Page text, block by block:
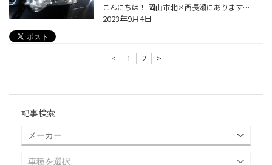
こんにちは！ 岡山市北区西長瀬にあります タイヤ館岡山西長瀬店スタッフの八幡木です！ いつも当店のWEBページをご覧いただきありがとうございます！ 使い込むほどに味のある風合いが加わり、愛着も増していく。そんなふうに、エイジングが楽しめる“お気に入りの道具やモノ”に囲まれた生活ってとて...
2023年9月4日
< 1 2 >
記事検索